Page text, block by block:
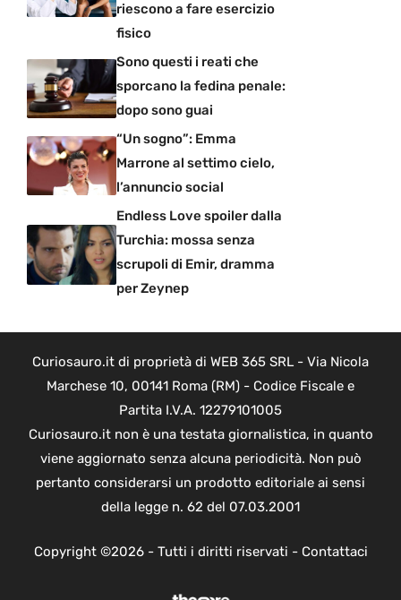
riescono a fare esercizio
fisico
Sono questi i reati che
sporcano la fedina penale:
dopo sono guai
“Un sogno”: Emma
Marrone al settimo cielo,
l’annuncio social
Endless Love spoiler dalla
Turchia: mossa senza
scrupoli di Emir, dramma
per Zeynep
Curiosauro.it di proprietà di WEB 365 SRL - Via Nicola
Marchese 10, 00141 Roma (RM) - Codice Fiscale e
Partita I.V.A. 12279101005
Curiosauro.it non è una testata giornalistica, in quanto
viene aggiornato senza alcuna periodicità. Non può
pertanto considerarsi un prodotto editoriale ai sensi
della legge n. 62 del 07.03.2001
Copyright ©2026 - Tutti i diritti riservati - Contattaci